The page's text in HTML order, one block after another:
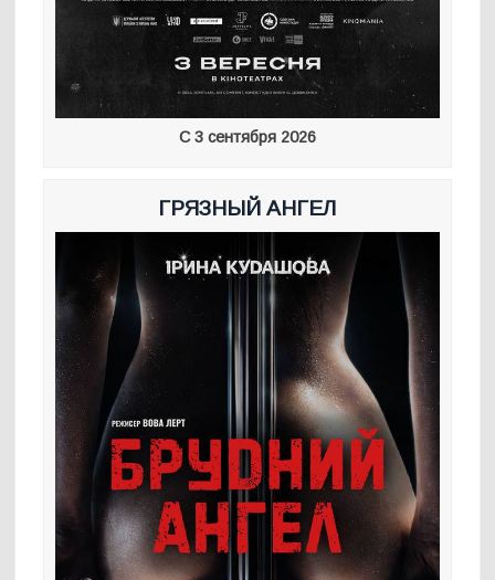
С 3 сентября 2026
ГРЯЗНЫЙ АНГЕЛ